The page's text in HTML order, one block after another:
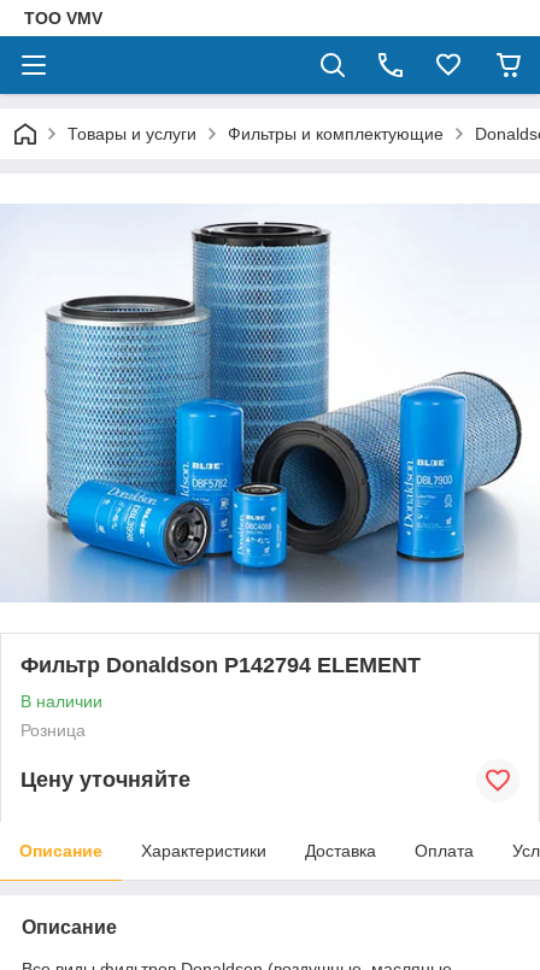
ТОО VMV
Товары и услуги Фильтры и комплектующие
Фильтр Donaldson P142794 ELEMENT
В наличии
Розница
Цену уточняйте
Описание Характеристики Доставка Оплата
Описание